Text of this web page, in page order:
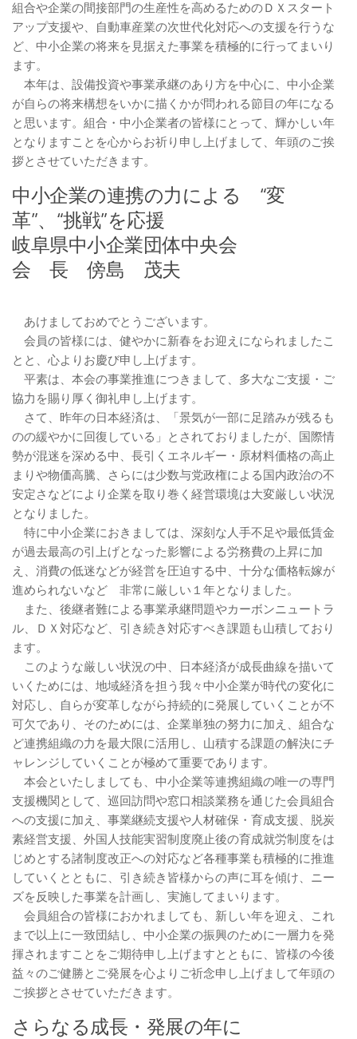
組合や企業の間接部門の生産性を高めるためのＤＸスタート
アップ支援や、自動車産業の次世代化対応への支援を行うな
ど、中小企業の将来を見据えた事業を積極的に行ってまいり
ます。
本年は、設備投資や事業承継のあり方を中心に、中小企業
が自らの将来構想をいかに描くかが問われる節目の年になる
と思います。組合・中小企業者の皆様にとって、輝かしい年
となりますことを心からお祈り申し上げまして、年頭のご挨
拶とさせていただきます。
中小企業の連携の力による “変
革”、“挑戦”を応援
岐阜県中小企業団体中央会
会 長 傍島 茂夫
あけましておめでとうございます。
会員の皆様には、健やかに新春をお迎えになられましたこ
とと、心よりお慶び申し上げます。
平素は、本会の事業推進につきまして、多大なご支援・ご
協力を賜り厚く御礼申し上げます。
さて、昨年の日本経済は、「景気が一部に足踏みが残るも
のの緩やかに回復している」とされておりましたが、国際情
勢が混迷を深める中、長引くエネルギー・原材料価格の高止
まりや物価高騰、さらには少数与党政権による国内政治の不
安定さなどにより企業を取り巻く経営環境は大変厳しい状況
となりました。
特に中小企業におきましては、深刻な人手不足や最低賃金
が過去最高の引上げとなった影響による労務費の上昇に加
え、消費の低迷などが経営を圧迫する中、十分な価格転嫁が
進められないなど 非常に厳しい１年となりました。
また、後継者難による事業承継問題やカーボンニュートラ
ル、ＤＸ対応など、引き続き対応すべき課題も山積しており
ます。
このような厳しい状況の中、日本経済が成長曲線を描いて
いくためには、地域経済を担う我々中小企業が時代の変化に
対応し、自らが変革しながら持続的に発展していくことが不
可欠であり、そのためには、企業単独の努力に加え、組合な
ど連携組織の力を最大限に活用し、山積する課題の解決にチ
ャレンジしていくことが極めて重要であります。
本会といたしましても、中小企業等連携組織の唯一の専門
支援機関として、巡回訪問や窓口相談業務を通じた会員組合
への支援に加え、事業継続支援や人材確保・育成支援、脱炭
素経営支援、外国人技能実習制度廃止後の育成就労制度をは
じめとする諸制度改正への対応など各種事業も積極的に推進
していくとともに、引き続き皆様からの声に耳を傾け、ニー
ズを反映した事業を計画し、実施してまいります。
会員組合の皆様におかれましても、新しい年を迎え、これ
まで以上に一致団結し、中小企業の振興のために一層力を発
揮されますことをご期待申し上げますとともに、皆様の今後
益々のご健勝とご発展を心よりご祈念申し上げまして年頭の
ご挨拶とさせていただきます。
さらなる成長・発展の年に